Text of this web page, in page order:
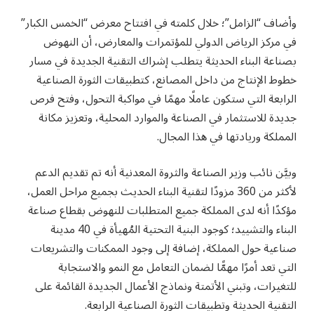
وأضاف “الزامل”؛ خلال كلمته في افتتاح معرض “الخمس الكبار”
في مركز الرياض الدولي للمؤتمرات والمعارض، أن النهوض
بصناعة البناء الحديثة يتطلب إشراك التقنية الجديدة في مسار
خطوط الإنتاج من داخل المصانع، كتطبيقات الثورة الصناعية
الرابعة التي ستكون عاملًا مهمًا في مواكبة التحول، وفتح فرص
جديدة للاستثمار في الصناعة والموارد المحلية، وتعزيز مكانة
المملكة وريادتها في هذا المجال.
وبيَّن نائب وزير الصناعة والثروة المعدنية أنه تم تقديم الدعم
لأكثر من 360 مزودًا لتقنية البناء الحديث بجميع مراحل العمل،
مؤكدًا أنه لدى المملكة جميع المتطلبات للنهوض بقطاع صناعة
البناء والتشييد؛ كوجود البنية التحتية المُهيأة في 40 مدينة
صناعية حول المملكة، إضافة إلى وجود الممكنات والتشريعات
التي تعد أمرًا مهمًّا لضمان التعامل مع النمو والاستجابة
للتغيرات، وتبني الأتمتة ونماذج الأعمال الجديدة القائمة على
التقنية الحديثة وتطبيقات الثورة الصناعية الرابعة.